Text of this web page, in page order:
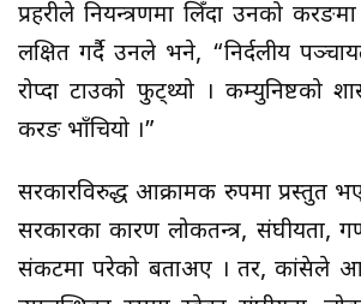
प्रहरीले नियन्त्रणमा लिँदा उनको
लक्षित गर्दै उनले भने, “निर्दलीय
रोप्दा टाउको फुट्थ्यो । कम्युनिष्टको
करङ भाँचियो ।”
सरकारविरुद्ध आक्रामक रुपमा प्रस्तुत
सरकारका कारण लोकतन्त्र, संघीयता,
संकटमा परेको बताअए । तर, कांग्रेसले